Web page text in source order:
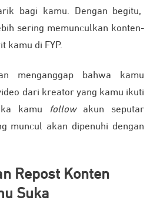
bagi kamu. Dengan begitu,
sering memunculkan konten-
kamu di FYP.
menganggap bahwa kamu
dari kreator yang kamu ikuti
kamu followakun seputar
muncul akan dipenuhi dengan
Repost Konten
Suka